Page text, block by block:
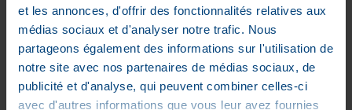
et les annonces, d'offrir des fonctionnalités relatives aux
médias sociaux et d'analyser notre trafic. Nous
partageons également des informations sur l'utilisation de
notre site avec nos partenaires de médias sociaux, de
publicité et d'analyse, qui peuvent combiner celles-ci
avec d'autres informations que vous leur avez fournies
Minoxidil Biorga 2% Opl Cutaan
Koffer Fl 1x60ml
€14,00